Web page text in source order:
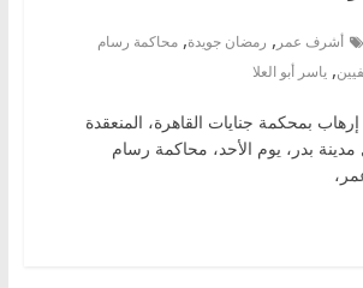
أشرف عمر , رمضان جويدة, محاكمة رسام
, ياسر أبو العلا
إرهاب بمحكمة جنايات القاهرة، المنعقدة
مدينة بدر، يوم الأحد، محاكمة رسام